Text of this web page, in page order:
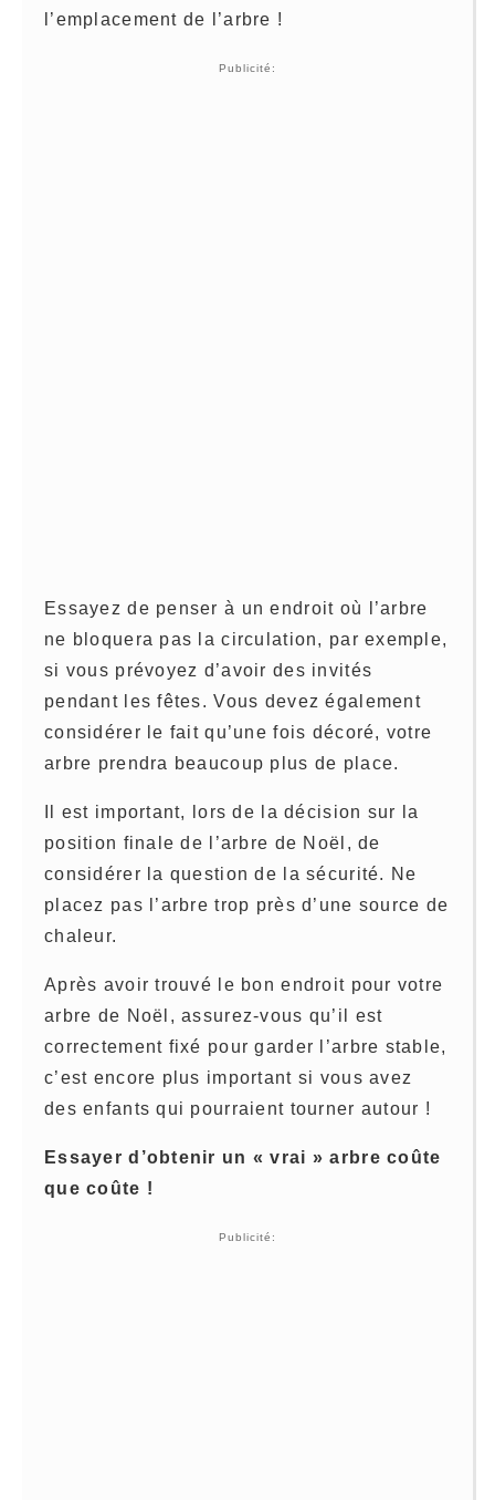
l’emplacement de l’arbre !
Publicité:
Essayez de penser à un endroit où l’arbre
ne bloquera pas la circulation, par exemple,
si vous prévoyez d’avoir des invités
pendant les fêtes. Vous devez également
considérer le fait qu’une fois décoré, votre
arbre prendra beaucoup plus de place.
Il est important, lors de la décision sur la
position finale de l’arbre de Noël, de
considérer la question de la sécurité. Ne
placez pas l’arbre trop près d’une source de
chaleur.
Après avoir trouvé le bon endroit pour votre
arbre de Noël, assurez-vous qu’il est
correctement fixé pour garder l’arbre stable,
c’est encore plus important si vous avez
des enfants qui pourraient tourner autour !
Essayer d’obtenir un « vrai » arbre coûte
que coûte !
Publicité: